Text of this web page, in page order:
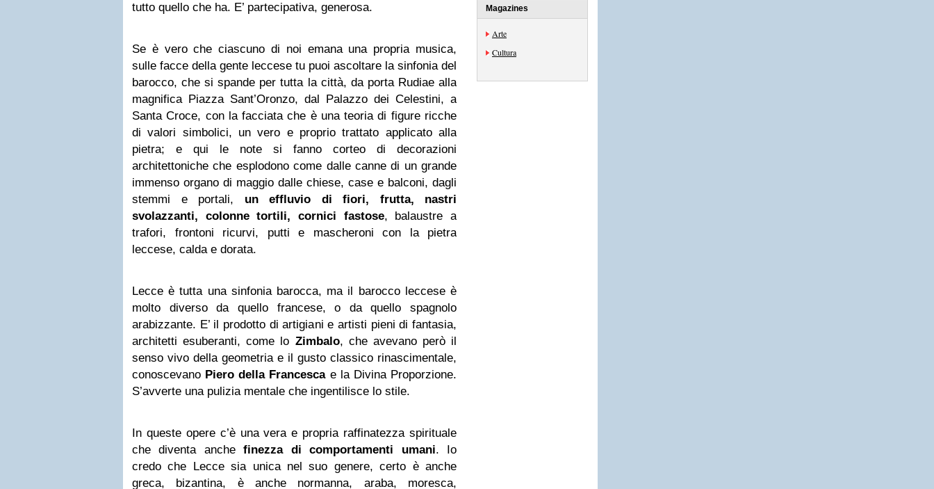
tutto quello che ha. E’ partecipativa, generosa.
Se è vero che ciascuno di noi emana una propria musica,
sulle facce della gente leccese tu puoi ascoltare la sinfonia del
barocco, che si spande per tutta la città, da porta Rudiae alla
magnifica Piazza Sant’Oronzo, dal Palazzo dei Celestini, a
Santa Croce, con la facciata che è una teoria di figure ricche
di valori simbolici, un vero e proprio trattato applicato alla
pietra; e qui le note si fanno corteo di decorazioni
architettoniche che esplodono come dalle canne di un grande
immenso organo di maggio dalle chiese, case e balconi, dagli
stemmi e portali, un effluvio di fiori, frutta, nastri
svolazzanti, colonne tortili, cornici fastose, balaustre a
trafori, frontoni ricurvi, putti e mascheroni con la pietra
leccese, calda e dorata.
Lecce è tutta una sinfonia barocca, ma il barocco leccese è
molto diverso da quello francese, o da quello spagnolo
arabizzante. E’ il prodotto di artigiani e artisti pieni di fantasia,
architetti esuberanti, come lo Zimbalo, che avevano però il
senso vivo della geometria e il gusto classico rinascimentale,
conoscevano Piero della Francescae la Divina Proporzione.
S’avverte una pulizia mentale che ingentilisce lo stile.
In queste opere c’è una vera e propria raffinatezza spirituale
che diventa anchefinezza di comportamenti umani. Io
credo che Lecce sia unica nel suo genere, certo è anche
greca, bizantina, è anche normanna, araba, moresca,
Magazines
Arte
Cultura